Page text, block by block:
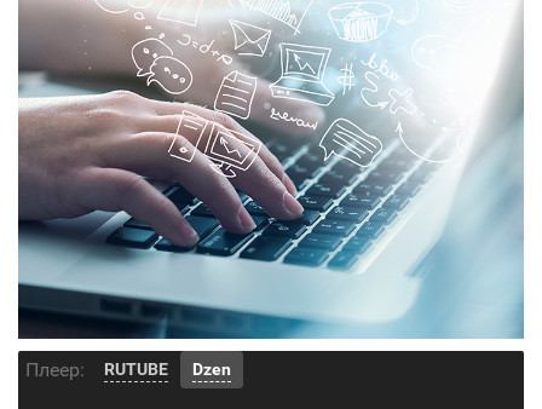
Плеер: RUTUBE Dzen